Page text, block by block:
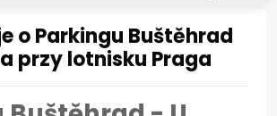
o Parkingu Buštěhrad
przy lotnisku Praga